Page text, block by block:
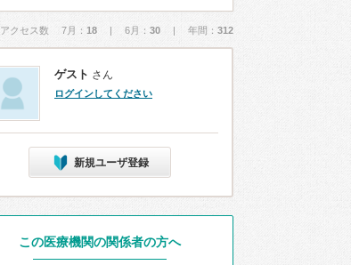
アクセス数 7月： 18 | 6月： 30 | 年間： 312
ゲスト さん
ログインしてください
新規ユーザ登録
この医療機関の関係者の方へ